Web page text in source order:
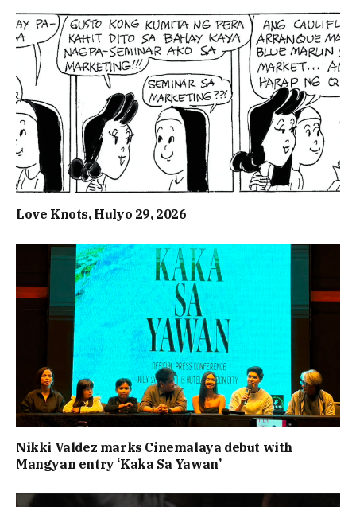
Love Knots, Hulyo 29, 2026
Nikki Valdez marks Cinemalaya debut with
Mangyan entry ‘Kaka Sa Yawan’